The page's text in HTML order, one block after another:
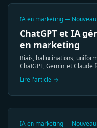
IA en marketing — Nouveau
ChatGPT et IA
en marketing
Biais, hallucinations,
ChatGPT, Gemini et
Lire l'article
IA en marketing — Nouveau